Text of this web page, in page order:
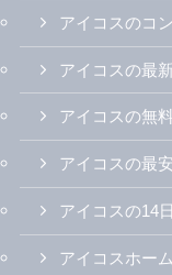
アイコスのコ
アイコスの最
アイコスの無
アイコスの最
アイコスの14
アイコスホー